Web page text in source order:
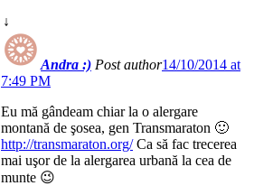
↓
Andra :) Post author14/10/2014 at
7:49 PM
Eu mă gândeam chiar la o alergare
montană de şosea, gen Transmaraton 🙂
http://transmaraton.org/Ca să fac trecerea
mai uşor de la alergarea urbană la cea de
munte 😉